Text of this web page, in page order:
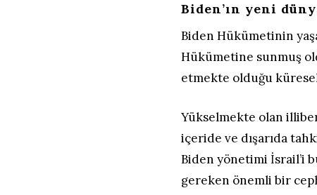
Biden’ın yeni
Biden Hükümetinin
Hükümetine sunmuş
etmekte olduğu
Yükselmekte olan
içeride ve dışarıda
Biden yönetimi İsrail’i
gereken önemli bir